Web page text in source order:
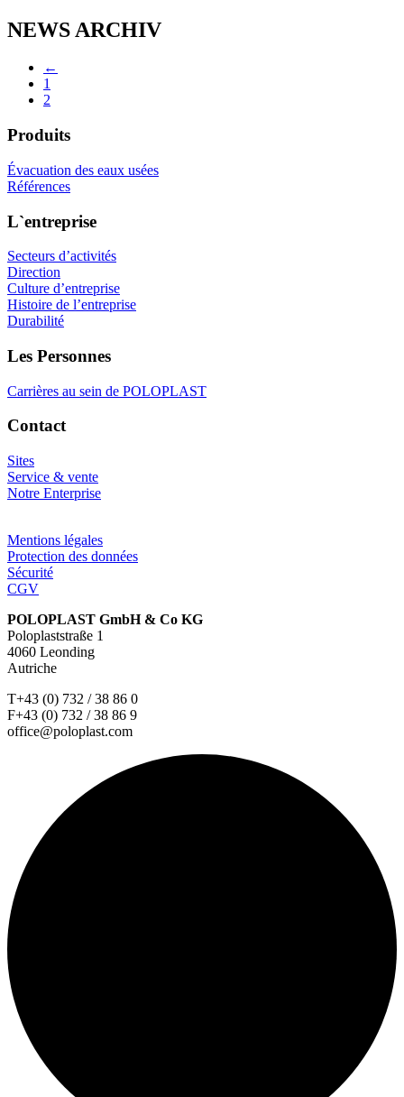
NEWS ARCHIV
←
1
2
Produits
Évacuation des eaux usées
Références
L`entreprise
Secteurs d’activités
Direction
Culture d’entreprise
Histoire de l’entreprise
Durabilité
Les Personnes
Carrières au sein de POLOPLAST
Contact
Sites
Service & vente
Notre Enterprise
Mentions légales
Protection des données
Sécurité
CGV
POLOPLAST GmbH & Co KG
Poloplaststraße 1
4060 Leonding
Autriche
T+43 (0) 732 / 38 86 0
F+43 (0) 732 / 38 86 9
office@poloplast.com